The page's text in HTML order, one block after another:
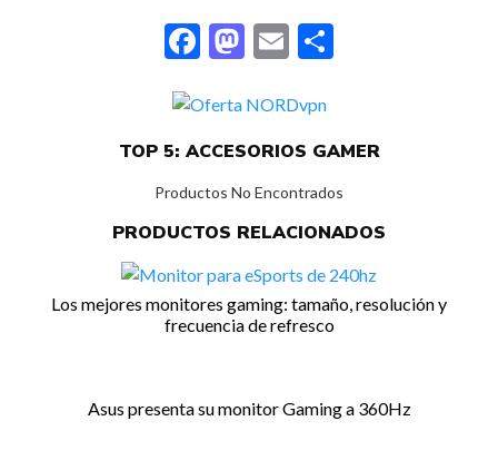
F
e
b
o
o
M
to
d
o
n
E
ai
l
p
ar
ti
TOP 5: ACCESORIOS GAMER
Productos No Encontrados
PRODUCTOS RELACIONADOS
Los mejores monitores gaming: tamaño, resolución y
frecuencia de refresco
Asus presenta su monitor Gaming a 360Hz